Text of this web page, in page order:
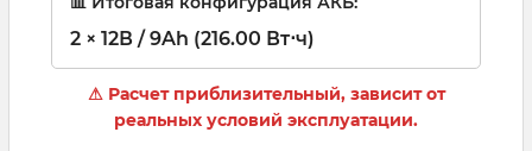
2 × 12В / 9Ah (216.00 Вт⋅ч)
⚠ Расчет приблизительный, зависит от
реальных условий эксплуатации.